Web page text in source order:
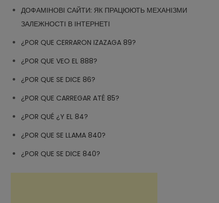
ДОФАМІНОВІ САЙТИ: ЯК ПРАЦЮЮТЬ МЕХАНІЗМИ
ЗАЛЕЖНОСТІ В ІНТЕРНЕТІ
¿POR QUE CERRARON IZAZAGA 89?
¿POR QUE VEO EL 888?
¿POR QUE SE DICE 86?
¿POR QUE CARREGAR ATÉ 85?
¿POR QUÉ ¿Y EL 84?
¿POR QUE SE LLAMA 840?
¿POR QUE SE DICE 840?